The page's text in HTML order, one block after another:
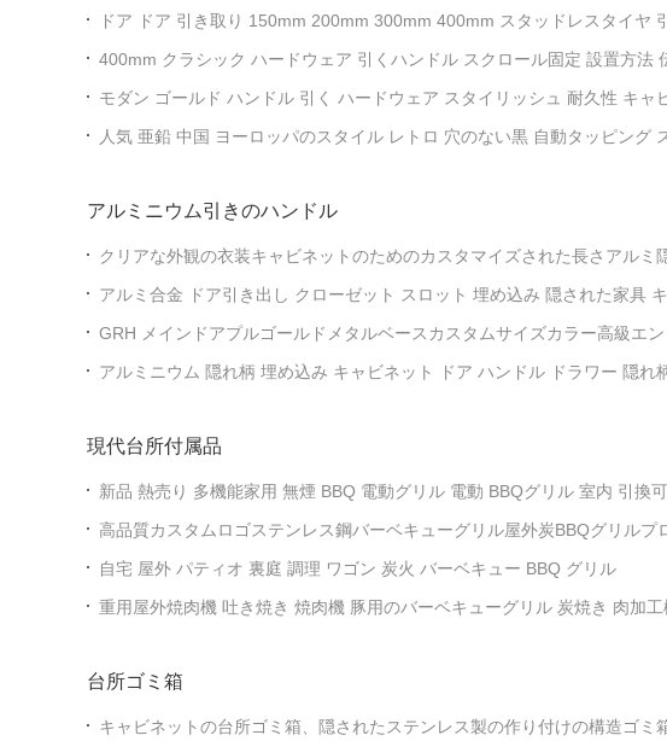
ドア ドア 引き取り 150mm 200mm 300mm 400mm スタッドレスタイヤ
400mm クラシック ハードウェア 引くハンドル スクロール固定 設置方法
モダン ゴールド ハンドル 引く ハードウェア スタイリッシュ 耐久性 キャ
ラワー ハンドル オフィス キッチン 浴室 家具 用に最適
人気 亜鉛 中国 ヨーロッパのスタイル レトロ 穴のない黒 自動タッピング
アルミニウム引きのハンドル
クリアな外観の衣装キャビネットのためのカスタマイズされた長さアルミ
アルミ合金 ドア引き出し クローゼット スロット 埋め込み 隠された家具 キ
ト ドア 引き出し ハンドル
GRH メインドアプルゴールドメタルベースカスタムサイズカラー高級エン
ンドルモダンヴィラホテル用
アルミニウム 隠れ柄 埋め込み キャビネット ドア ハンドル ドラワー 隠れ
現代台所付属品
新品 熱売り 多機能家用 無煙 BBQ 電動グリル 電動 BBQグリル 室内 引換
高品質カスタムロゴステンレス鋼バーベキューグリル屋外炭BBQグリルプ
ン用
自宅 屋外 パティオ 裏庭 調理 ワゴン 炭火 バーベキュー BBQ グリル
重用屋外焼肉機 吐き焼き 焼肉機 豚用のバーベキューグリル 炭焼き 肉加工
台所ゴミ箱
キャビネットの台所ゴミ箱、隠されたステンレス製の作り付けの構造ゴミ